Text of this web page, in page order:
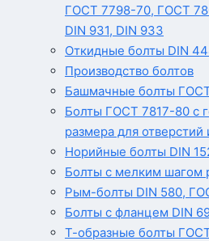
ГОСТ 7798-70, ГОСТ
DIN 931, DIN 933
Откидные болты DIN
Производство болтов
Башмачные болты
Болты ГОСТ 7817-80 с
размера для отверстий
Норийные болты DIN
Болты с мелким шагом
Рым-болты DIN 580,
Болты с фланцем DIN
Т-образные болты